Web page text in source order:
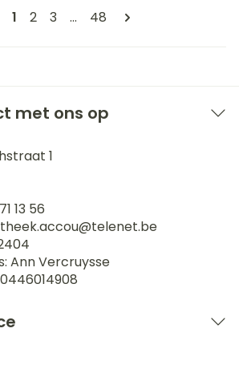
Pagina's
U lees momenteel pagina
1 Pagina
2 Pagina
3 ... Pagina
48
met ons op
1
13 56
telenet.be
Ann Vercruysse